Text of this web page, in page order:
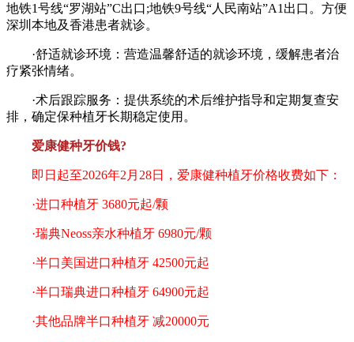
地铁1号线“罗湖站”C出口;地铁9号线“人民南站”A1出口。方便
深圳本地及香港患者就诊。
·舒适就诊环境：营造温馨舒适的就诊环境，缓解患者治
疗紧张情绪。
·术后跟踪服务：提供系统的术后维护指导和定期复查安
排，确定保种植牙长期稳定使用。
爱康健种牙价钱?
即日起至2026年2月28日，爱康健种植牙价格收费如下：
·进口种植牙 3680元起/颗
·瑞典Neoss亲水种植牙 6980元/颗
·半口美国进口种植牙 42500元起
·半口瑞典进口种植牙 64900元起
·其他品牌半口种植牙 减20000元